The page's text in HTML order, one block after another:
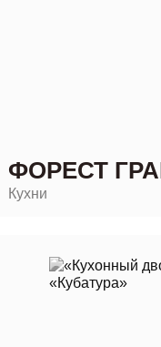
ФОРЕСТ
Кухни